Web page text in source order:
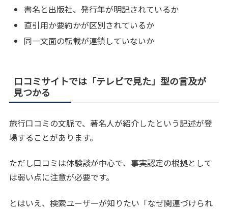
書名と出版社、発行年が明記されているか
直引用か要約かが区別されているか
同一文面の転載が連鎖していないか
口コミサイトでは「テレビで見た」型の言及が
見つかる
旅行口コミの文脈で、著名人が紹介したという記述が登
場することがあります。
ただし口コミは体験談が中心で、事実認定の根拠として
は弱い点に注意が必要です。
とはいえ、検索ユーザーが知りたい「なぜ関連づけられ